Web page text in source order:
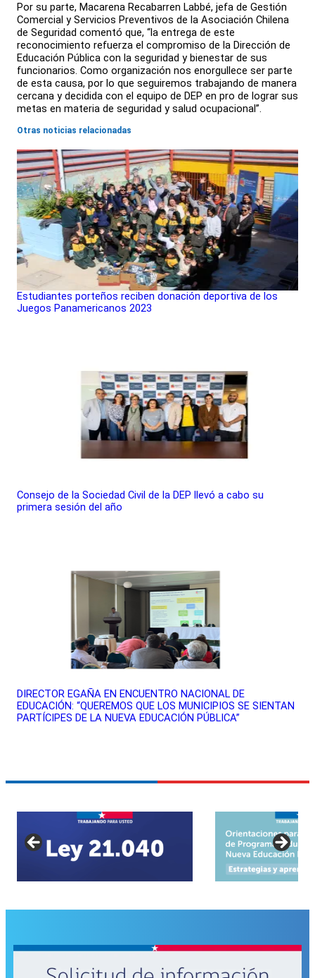
Por su parte, Macarena Recabarren Labbé, jefa de Gestión
Comercial y Servicios Preventivos de la Asociación Chilena
de Seguridad comentó que, “la entrega de este
reconocimiento refuerza el compromiso de la Dirección de
Educación Pública con la seguridad y bienestar de sus
funcionarios. Como organización nos enorgullece ser parte
de esta causa, por lo que seguiremos trabajando de manera
cercana y decidida con el equipo de DEP en pro de lograr sus
metas en materia de seguridad y salud ocupacional”.
Otras noticias relacionadas
Estudiantes porteños reciben donación deportiva de los
Juegos Panamericanos 2023
Consejo de la Sociedad Civil de la DEP llevó a cabo su
primera sesión del año
DIRECTOR EGAÑA EN ENCUENTRO NACIONAL DE
EDUCACIÓN: “QUEREMOS QUE LOS MUNICIPIOS SE SIENTAN
PARTÍCIPES DE LA NUEVA EDUCACIÓN PÚBLICA”